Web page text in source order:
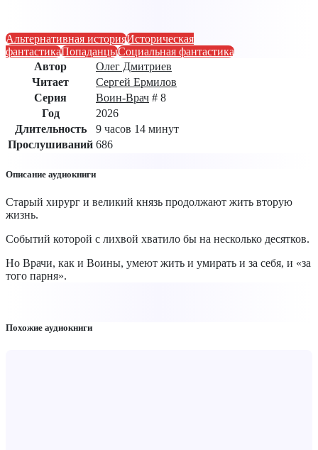
Альтернативная историяИсторическая
фантастикаПопаданцыСоциальная фантастика
Автор
Олег Дмитриев
Читает
Сергей Ермилов
Серия
Воин-Врач # 8
Год
2026
Длительность
9 часов 14 минут
Прослушиваний 686
Описание аудиокниги
Старый хирург и великий князь продолжают жить вторую
жизнь.
Событий которой с лихвой хватило бы на несколько десятков.
Но Врачи, как и Воины, умеют жить и умирать и за себя, и «за
того парня».
Похожие аудиокниги